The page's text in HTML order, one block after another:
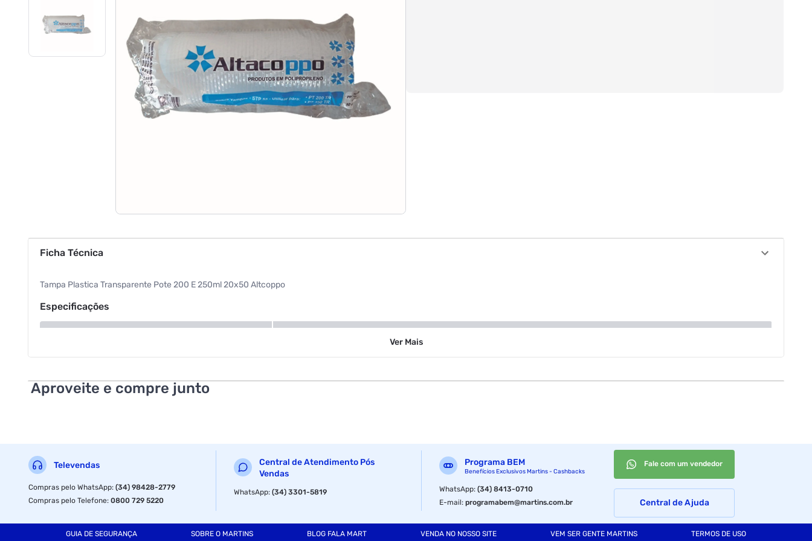
Ficha Técnica
Tampa Plastica Transparente Pote 200 E 250ml 20x50 Altcoppo
Especificações
Ver Mais
Aproveite e compre junto
Televendas
Compras pelo WhatsApp:(34) 98428-2779
Compras pelo Telefone:0800 729 5220
Central de Atendimento Pós
Vendas
WhatsApp:(34) 3301-5819
Programa BEM
Benefícios Exclusivos Martins - Cashbacks
WhatsApp:(34) 8413-0710
E-mail:programabem@martins.com.br
Fale com um vendedor
Central de Ajuda
GUIA DE SEGURANÇA SOBRE O MARTINS BLOG FALA MART VENDA NO NOSSO SITE VEM SER GENTE MARTINS TERMOS DE USO